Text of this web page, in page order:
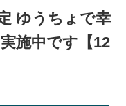
ゆうちょで幸
施中です【12